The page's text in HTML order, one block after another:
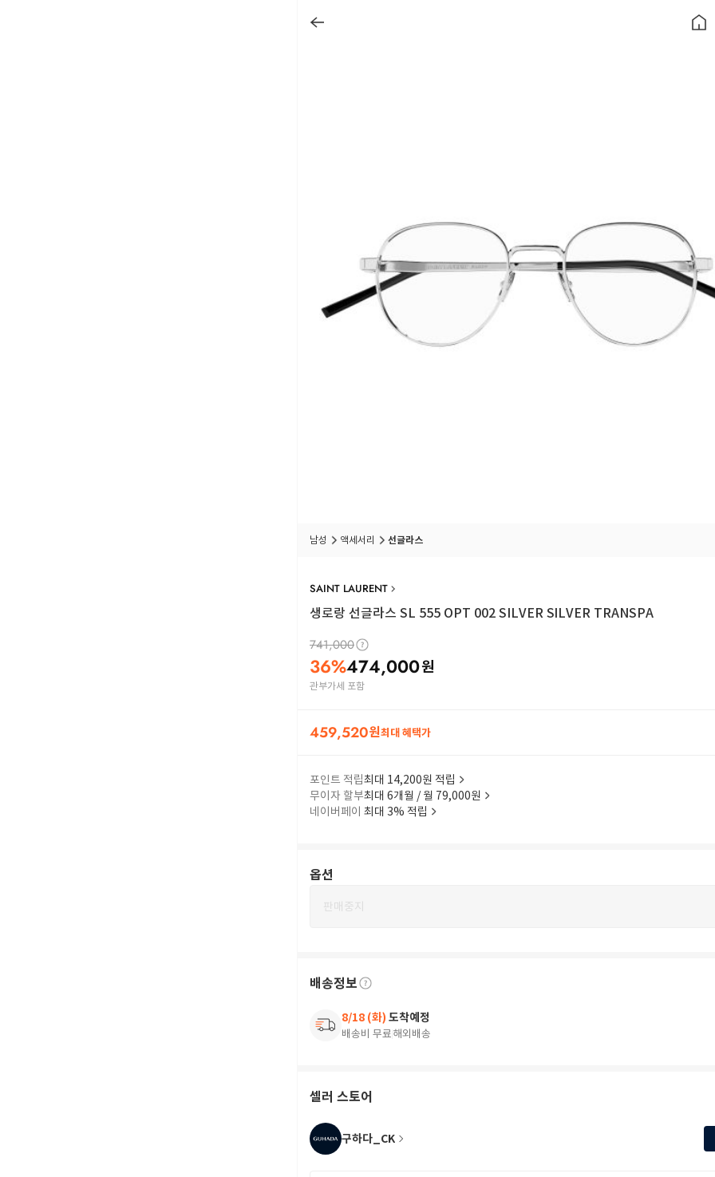
남성 액세서리 선글라스
SAINT LAURENT
생로랑 선글라스 SL 555 OPT 002 SILVER SILVER TRANSPA
741,000
36%474,000원
관부가세 포함
459,520원최대 혜택가
포인트 적립최대 14,200원 적립
무이자 할부최대 6개월 / 월 79,000원
네이버페이 최대 3% 적립
옵션
판매중지
배송정보
8/18 (화) 도착예정
배송비 무료해외배송
셀러 스토어
구하다_CK